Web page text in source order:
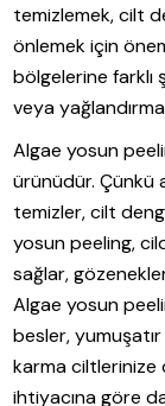
temizlemek, cilt
önlemek için
bölgelerine farklı
veya
Algae yosun
ürünüdür. Çünkü
temizler, cilt
yosun peeling,
sağlar,
Algae yosun
besler,
karma ciltlerinize
ihtiyacına göre